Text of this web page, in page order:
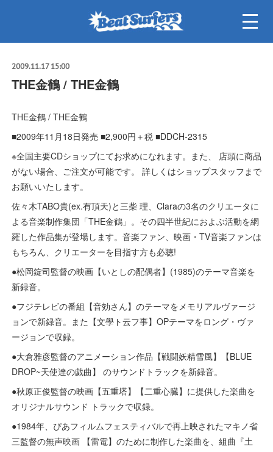
2009.11.17 15:00
THE金鶴 / THE金鶴
THE金鶴 / THE金鶴
■2009年11月18日発売 ■2,900円＋税 ■DDCH-2315
※全国主要CDショップにてお求めになれます。また、 店頭に商品
がない場合、ご注文が可能です。 詳しくはショップスタッフまで
お願いいたします。
佐々木TABO貴(ex.有頂天)と三柴 理、Claraの3名のクリエータに
よる音楽制作集団「THE金鶴」。その四半世紀におよぶ活動を網
羅した作品集が登場します。音楽ファン、映画・TV音楽ファンは
もちろん、クリエーターを目指す方も必聴!
●松岡錠司監督の映画【いとしの配偶者】(1985)のテーマ音楽を
新録音。
●フジテレビの番組【音効さん】のテーマをメモリアルヴァージ
ョンで新録音。また【文學ト云フ事】OPテーマをロング・ヴァ
ージョンで収録。
●大倉雅彦監督のアニメーション作品【戦闘妖精雪風】【BLUE
DROP~天使達の戯曲】 のサウンドトラックを新録音。
●秋原正俊監督の映画【五重塔】【二重心臓】に提供した楽曲を
オリジナルサウンド トラックで収録。
●1984年、ぴあフィルムフェスティバルで再上映されたマキノ省
三監督の無声映画 【雷電】のために制作した楽曲を、組曲『土